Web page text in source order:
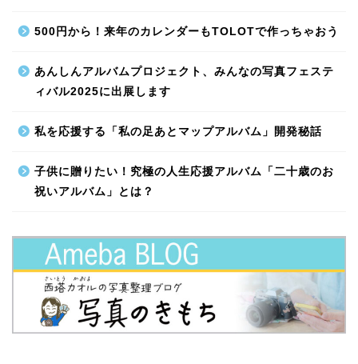
500円から！来年のカレンダーもTOLOTで作っちゃおう
あんしんアルバムプロジェクト、みんなの写真フェステ
ィバル2025に出展します
私を応援する「私の足あとマップアルバム」開発秘話
子供に贈りたい！究極の人生応援アルバム「二十歳のお
祝いアルバム」とは？